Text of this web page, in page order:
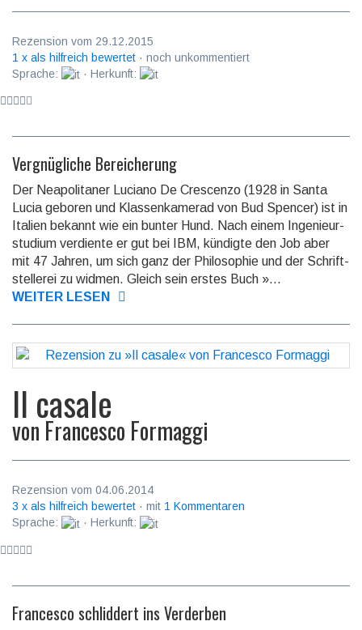
Rezension vom 29.12.2015
1 x als hilfreich bewertet · noch unkommentiert
Sprache:
· Herkunft:
Vergnügliche Bereicherung
Der Neapolitaner Luciano De Crescenzo (1928 in Santa
Lucia geboren und Klas­sen­kame­rad von Bud Spencer) ist in
Italien bekannt wie ein bunter Hund. Nach einem In­genieur­
studium ver­diente er gut bei IBM, kün­digte den Job aber
mit 47 Jahren, um sich ganz der Philo­sophie und der Schrift­
stelle­rei zu widmen. Gleich sein erstes Buch »...
WEITER LESEN
Il casale
von Francesco Formaggi
Rezension vom 04.06.2014
3 x als hilfreich bewertet · mit 1 Kommentaren
Sprache:
· Herkunft:
Francesco schliddert ins Verderben